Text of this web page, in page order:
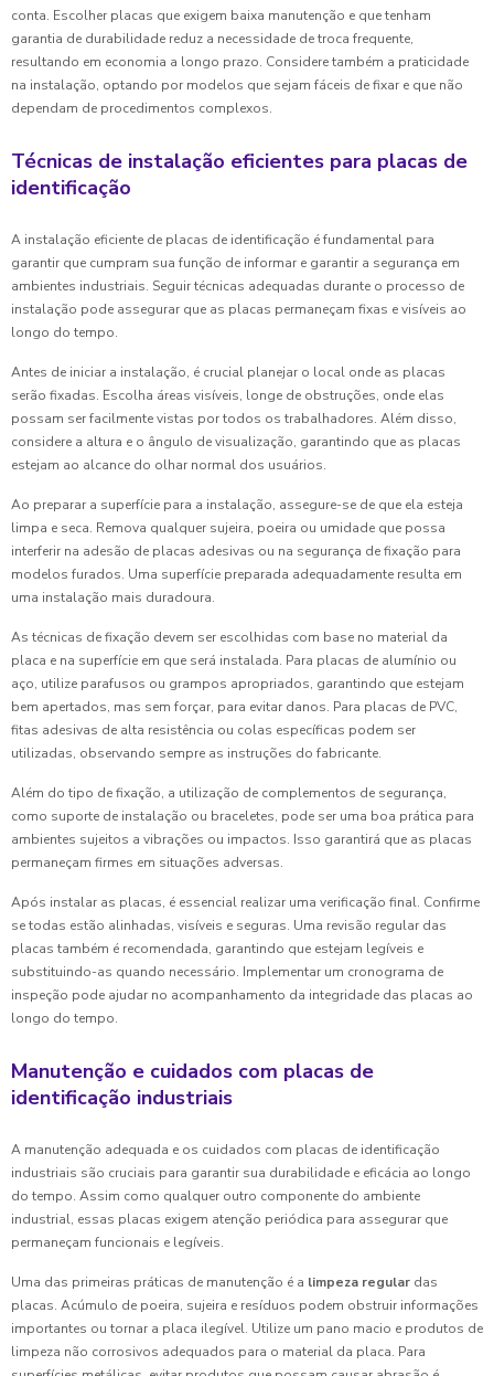
conta. Escolher placas que exigem baixa manutenção e que tenham
garantia de durabilidade reduz a necessidade de troca frequente,
resultando em economia a longo prazo. Considere também a praticidade
na instalação, optando por modelos que sejam fáceis de fixar e que não
dependam de procedimentos complexos.
Técnicas de instalação eficientes para placas de
identificação
A instalação eficiente de placas de identificação é fundamental para
garantir que cumpram sua função de informar e garantir a segurança em
ambientes industriais. Seguir técnicas adequadas durante o processo de
instalação pode assegurar que as placas permaneçam fixas e visíveis ao
longo do tempo.
Antes de iniciar a instalação, é crucial planejar o local onde as placas
serão fixadas. Escolha áreas visíveis, longe de obstruções, onde elas
possam ser facilmente vistas por todos os trabalhadores. Além disso,
considere a altura e o ângulo de visualização, garantindo que as placas
estejam ao alcance do olhar normal dos usuários.
Ao preparar a superfície para a instalação, assegure-se de que ela esteja
limpa e seca. Remova qualquer sujeira, poeira ou umidade que possa
interferir na adesão de placas adesivas ou na segurança de fixação para
modelos furados. Uma superfície preparada adequadamente resulta em
uma instalação mais duradoura.
As técnicas de fixação devem ser escolhidas com base no material da
placa e na superfície em que será instalada. Para placas de alumínio ou
aço, utilize parafusos ou grampos apropriados, garantindo que estejam
bem apertados, mas sem forçar, para evitar danos. Para placas de PVC,
fitas adesivas de alta resistência ou colas específicas podem ser
utilizadas, observando sempre as instruções do fabricante.
Além do tipo de fixação, a utilização de complementos de segurança,
como suporte de instalação ou braceletes, pode ser uma boa prática para
ambientes sujeitos a vibrações ou impactos. Isso garantirá que as placas
permaneçam firmes em situações adversas.
Após instalar as placas, é essencial realizar uma verificação final. Confirme
se todas estão alinhadas, visíveis e seguras. Uma revisão regular das
placas também é recomendada, garantindo que estejam legíveis e
substituindo-as quando necessário. Implementar um cronograma de
inspeção pode ajudar no acompanhamento da integridade das placas ao
longo do tempo.
Manutenção e cuidados com placas de
identificação industriais
A manutenção adequada e os cuidados com placas de identificação
industriais são cruciais para garantir sua durabilidade e eficácia ao longo
do tempo. Assim como qualquer outro componente do ambiente
industrial, essas placas exigem atenção periódica para assegurar que
permaneçam funcionais e legíveis.
Uma das primeiras práticas de manutenção é a limpeza regular das
placas. Acúmulo de poeira, sujeira e resíduos podem obstruir informações
importantes ou tornar a placa ilegível. Utilize um pano macio e produtos de
limpeza não corrosivos adequados para o material da placa. Para